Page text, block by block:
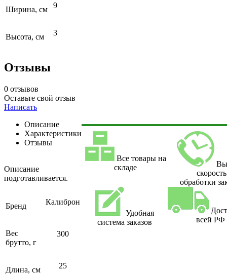
Ширина, см 9
Высота, см 3
Отзывы
0 отзывов
Оставьте свой отзыв
Написать
Описание
Характеристики
Отзывы
Описание
подготавливается.
Бренд Калиброн
Вес
брутто, г
300
Длина, см 25
Все товары на
складе
скорость
обработки
Удобная
система заказов
всей РФ